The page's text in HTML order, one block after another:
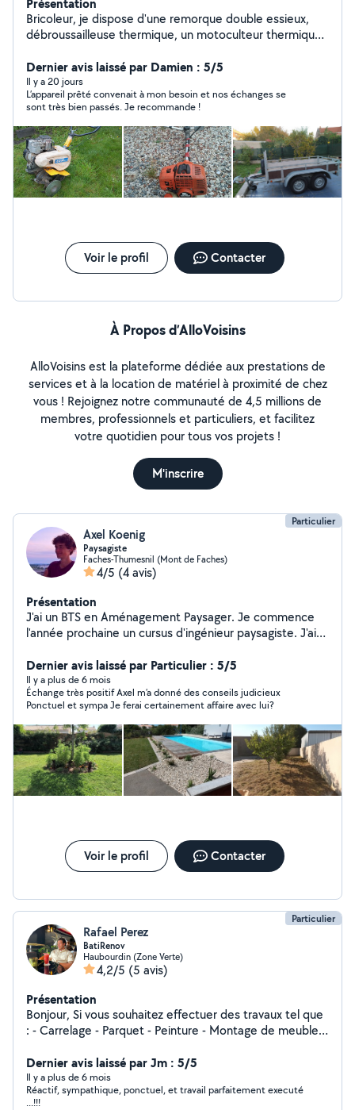
Bricoleur, je dispose d'une remorque double essieux,
débroussailleuse thermique, un motoculteur thermique
Dernier avis laissé par Damien : 5/5
Il y a 20 jours
L’appareil prêté convenait à mon besoin et nos échanges se
sont très bien passés. Je recommande !
Voir le profil Contacter
À Propos d’AlloVoisins
AlloVoisins est la plateforme dédiée aux prestations de
services et à la location de matériel à proximité de chez
vous ! Rejoignez notre communauté de 4,5 millions de
membres, professionnels et particuliers, et facilitez
votre quotidien pour tous vos projets !
M'inscrire
Particulier
Axel Koenig
Paysagiste
Faches-Thumesnil (Mont de Faches)
4/5 (4 avis)
Présentation
J'ai un BTS en Aménagement Paysager. Je commence
l'année prochaine un cursus d'ingénieur paysagiste. J'ai
William Christie, dans l'entreprise Vendée eco Paysage
et Marmin paysage. J'ai des compétences en réalisation
de plan, connaissances des végétaux, construction d'un
massif, plantation d'un gazon, réalisation d'une
circulation...
Dernier avis laissé par Particulier : 5/5
Il y a plus de 6 mois
Échange très positif Axel m’a donné des conseils judicieux
Ponctuel et sympa Je ferai certainement affaire avec lui?
Voir le profil Contacter
Particulier
Rafael Perez
BatiRenov
Haubourdin (Zone Verte)
4,2/5 (5 avis)
Présentation
Bonjour, Si vous souhaitez effectuer des travaux tel que
: - Carrelage - Parquet - Peinture - Montage de meubles
Dernier avis laissé par Jm : 5/5
Il y a plus de 6 mois
Réactif, sympathique, ponctuel, et travail parfaitement executé
...!!!